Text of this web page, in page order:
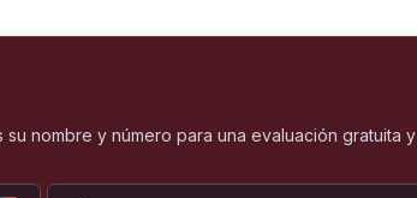
nombre y número para una evaluación gratuita y